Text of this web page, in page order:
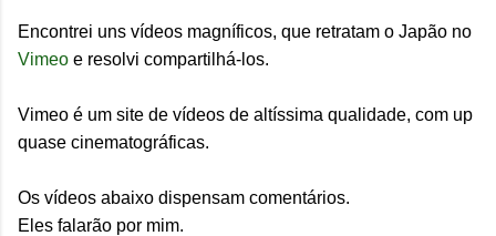
Encontrei uns vídeos magníficos, que retratam o Japão no
Vimeo e resolvi compartilhá-los.
Vimeo é um site de vídeos de altíssima qualidade, com up
quase cinematográficas.
Os vídeos abaixo dispensam comentários.
Eles falarão por mim.